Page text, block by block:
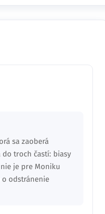
sa zaoberá
troch častí: biasy
je pre Moniku
odstránenie